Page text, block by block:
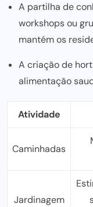
A partilha de
workshops ou
mantém os
A criação de
alimentação
Atividade
Caminhadas
Jardinagem